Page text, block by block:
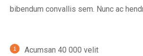
bibendum convallis sem. Nunc ac
Acumsan 40 000 velit